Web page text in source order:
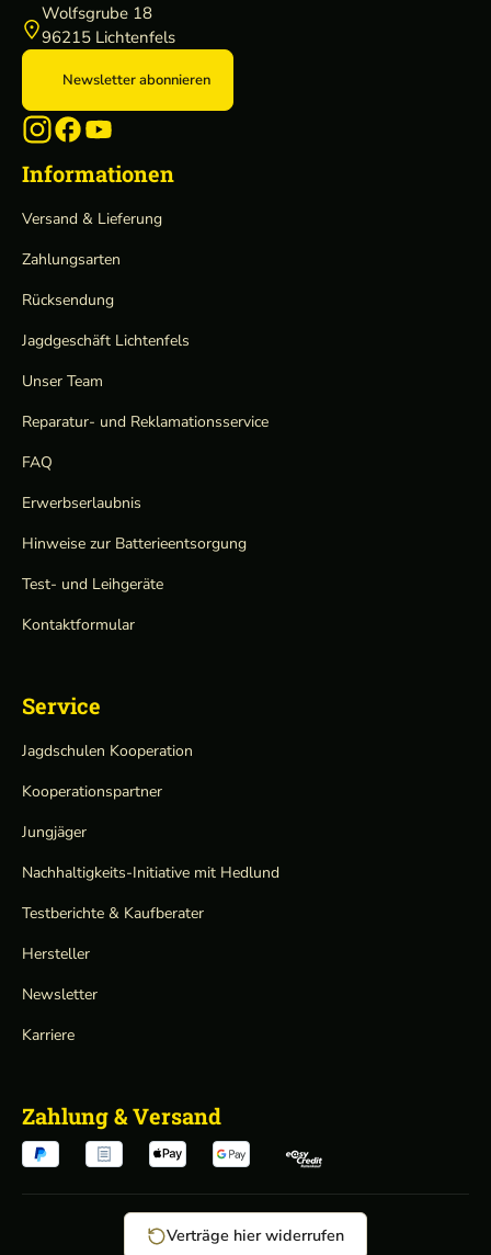
Wolfsgrube 18
96215 Lichtenfels
Newsletter abonnieren
Informationen
Versand & Lieferung
Zahlungsarten
Rücksendung
Jagdgeschäft Lichtenfels
Unser Team
Reparatur- und Reklamationsservice
FAQ
Erwerbserlaubnis
Hinweise zur Batterieentsorgung
Test- und Leihgeräte
Kontaktformular
Service
Jagdschulen Kooperation
Kooperationspartner
Jungjäger
Nachhaltigkeits-Initiative mit Hedlund
Testberichte & Kaufberater
Hersteller
Newsletter
Karriere
Zahlung & Versand
Verträge hier widerrufen